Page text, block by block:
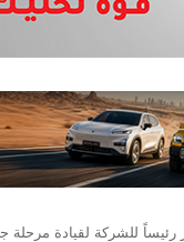
رئيساً للشركة لقيادة مرحلة